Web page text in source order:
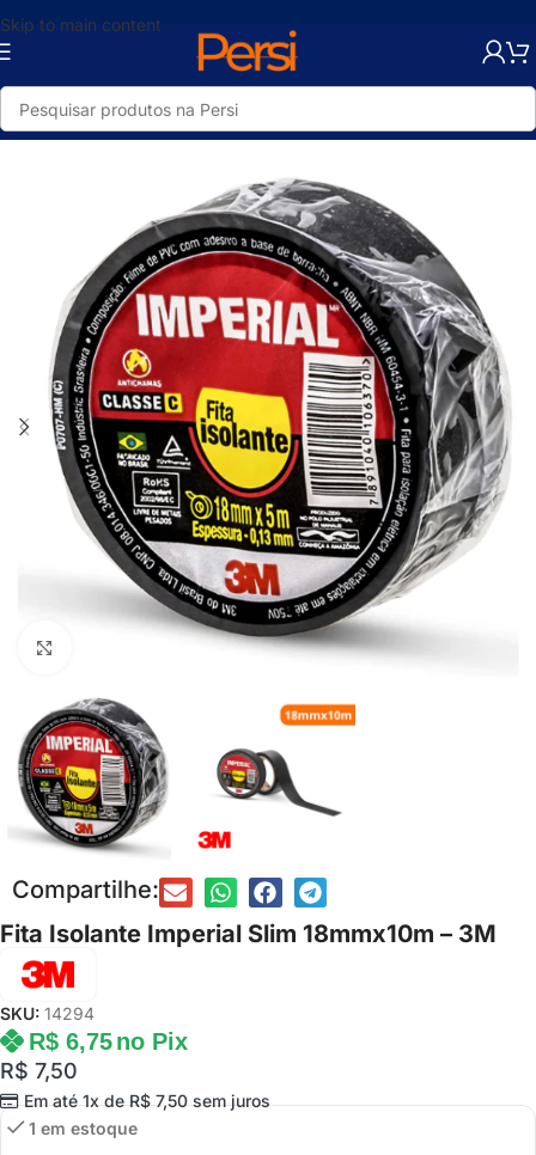
Skip to main content
Início/Loja/Elétrica/Acessórios Instalação Elétrica
Compartilhe:
Fita Isolante Imperial Slim 18mmx10m – 3M
SKU: 14294
R$ 7,50
Em até 1x deR$7,50sem juros
R$6,75 no Pix
1 em estoque